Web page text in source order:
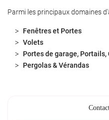
Parmi les principaux domaines
Fenêtres et Portes
Volets
Portes de garage, Portails,
Pergolas & Vérandas